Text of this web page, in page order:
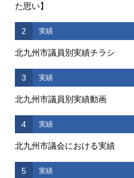
た思い】
2 実績
北九州市議員別実績チラシ
3 実績
北九州市議員別実績動画
4 実績
北九州市議会における実績
5 実績